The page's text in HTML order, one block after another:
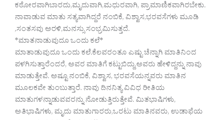
ಕಠೋರವಾಗಿಬಾರದು,ಮೃದುವಾಗಿ,ಮಧುರವಾಗಿ, ಪ್ರಾಮಾಣಿಕವಾಗಿರಬೇಕು.
ನಾವಾಡುವ ಮಾತು ಸತ್ಯವಾಗಿದ್ದರೆ ನಂಬಿಕೆ, ವಿಶ್ವಾಸ,ಭರವಸೆಗಳು ಮೂಡಿ
,ಸಂತಸವು ಅರಳಿ,ಮನಸ್ಸು ಸಂಭ್ರಮಿಸುತ್ತದೆ.
*ಮಾತನಾಡುವುದೂ ಒಂದು ಕಲೆ*
ಮಾತಾಡುವುದೂ ಒಂದು ಕಲೆ.ಕೆಲವರಂತೂ ಎಷ್ಟು ಚೆನ್ನಾಗಿ ಮಾತಿನಿಂದ
ಪಳಗಿಸುತ್ತಾರೆಂದರೆ, ಅವರ ಮಾತಿಗೆ ಕಟ್ಟುಬಿದ್ದು,ಅವರು ಹೇಳಿದ್ದನ್ನು ನಾವು
ಮಾಡುತ್ತೇವೆ. ಅಷ್ಟೂ ನಂಬಿಕೆ, ವಿಶ್ವಾಸ, ಭರವಸೆಯನ್ನವರು ಮಾತಿನ
ಮೂಲಕವೇ ತುಂಬುತ್ತಾರೆ. ನಾವು ದಿನನಿತ್ಯ ವಿವಿಧ ರೀತಿಯ
ಮಾತುಗಳನ್ನಾಡುವವರನ್ನು ನೋಡುತ್ತಿರುತ್ತೇವೆ. ಮಿತಭಾಷಿಗಳು,
ಅತಿಭಾಷಿಗಳು, ಮೃದು ಮಾತುಗಾರರು,ಒರಟು ಮಾತಿನವರು, ಉಡಾಫೆಯ